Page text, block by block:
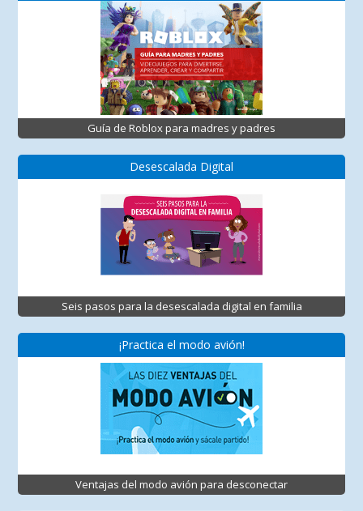
Guía de Roblox para madres y padres
Desescalada Digital
Seis pasos para la desescalada digital en familia
¡Practica el modo avión!
Ventajas del modo avión para desconectar